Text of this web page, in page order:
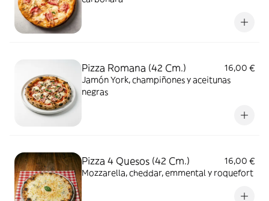
Pizza Romana (42 Cm.)
16,00 €
Jamón York, champiñones y aceitunas
negras
Pizza 4 Quesos (42 Cm.)
16,00 €
Mozzarella, cheddar, emmental y roquefort